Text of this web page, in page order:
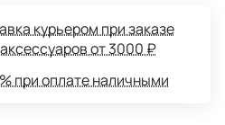
курьером при заказе
от 3000 ₽
при оплате наличными